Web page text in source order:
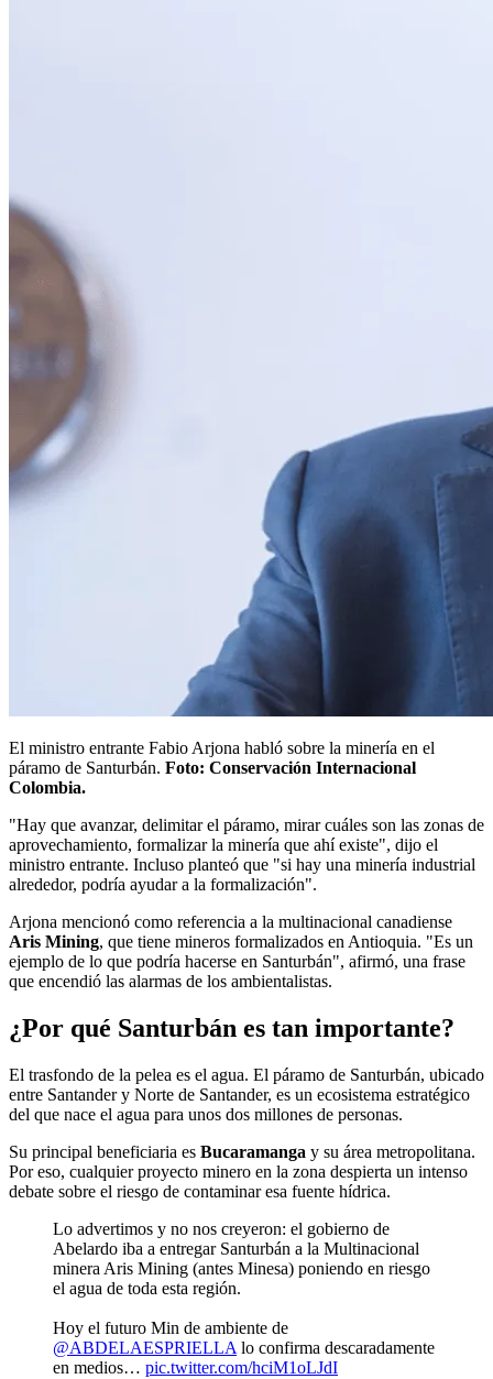
El ministro entrante Fabio Arjona habló sobre la minería en el
páramo de Santurbán. Foto: Conservación Internacional
Colombia.
"Hay que avanzar, delimitar el páramo, mirar cuáles son las zonas de
aprovechamiento, formalizar la minería que ahí existe", dijo el
ministro entrante. Incluso planteó que "si hay una minería industrial
alrededor, podría ayudar a la formalización".
Arjona mencionó como referencia a la multinacional canadiense
Aris Mining, que tiene mineros formalizados en Antioquia. "Es un
ejemplo de lo que podría hacerse en Santurbán", afirmó, una frase
que encendió las alarmas de los ambientalistas.
¿Por qué Santurbán es tan importante?
El trasfondo de la pelea es el agua. El páramo de Santurbán, ubicado
entre Santander y Norte de Santander, es un ecosistema estratégico
del que nace el agua para unos dos millones de personas.
Su principal beneficiaria es Bucaramanga y su área metropolitana.
Por eso, cualquier proyecto minero en la zona despierta un intenso
debate sobre el riesgo de contaminar esa fuente hídrica.
Lo advertimos y no nos creyeron: el gobierno de
Abelardo iba a entregar Santurbán a la Multinacional
minera Aris Mining (antes Minesa) poniendo en riesgo
el agua de toda esta región.
Hoy el futuro Min de ambiente de
@ABDELAESPRIELLA lo confirma descaradamente
en medios… pic.twitter.com/hciM1oLJdI